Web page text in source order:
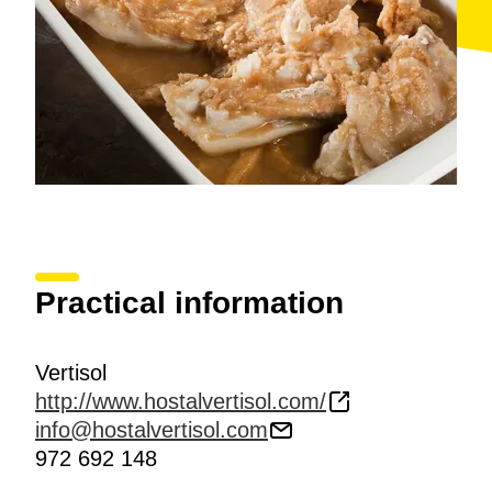
Practical information
Vertisol
http://www.hostalvertisol.com/
info@hostalvertisol.com
972 692 148